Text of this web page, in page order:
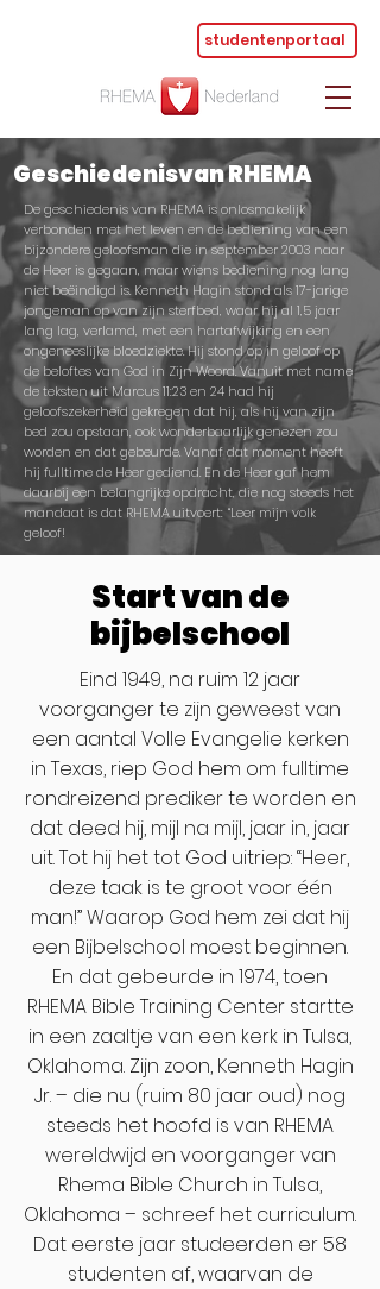
studentenportaal
Geschiedenisvan RHEMA
De geschiedenis van RHEMA is onlosmakelijk
verbonden met het leven en de bediening van een
bijzondere geloofsman die in september 2003 naar
de Heer is gegaan, maar wiens bediening nog lang
niet beëindigd is. Kenneth Hagin stond als 17-jarige
jongeman op van zijn sterfbed, waar hij al 1,5 jaar
lang lag, verlamd, met een hartafwijking en een
ongeneeslijke bloedziekte. Hij stond op in geloof op
de beloftes van God in Zijn Woord. Vanuit met name
de teksten uit Marcus 11:23 en 24 had hij
geloofszekerheid gekregen dat hij, als hij van zijn
bed zou opstaan, ook wonderbaarlijk genezen zou
worden en dat gebeurde. Vanaf dat moment heeft
hij fulltime de Heer gediend. En de Heer gaf hem
daarbij een belangrijke opdracht, die nog steeds het
mandaat is dat RHEMA uitvoert: “Leer mijn volk
geloof!
Start van de
bijbelschool
Eind 1949, na ruim 12 jaar
voorganger te zijn geweest van
een aantal Volle Evangelie kerken
in Texas, riep God hem om fulltime
rondreizend prediker te worden en
dat deed hij, mijl na mijl, jaar in, jaar
uit. Tot hij het tot God uitriep: “Heer,
deze taak is te groot voor één
man!” Waarop God hem zei dat hij
een Bijbelschool moest beginnen.
En dat gebeurde in 1974, toen
RHEMA Bible Training Center startte
in een zaaltje van een kerk in Tulsa,
Oklahoma. Zijn zoon, Kenneth Hagin
Jr. – die nu (ruim 80 jaar oud) nog
steeds het hoofd is van RHEMA
wereldwijd en voorganger van
Rhema Bible Church in Tulsa,
Oklahoma – schreef het curriculum.
Dat eerste jaar studeerden er 58
studenten af, waarvan de